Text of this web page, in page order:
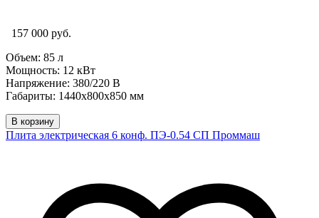
157 000 руб.
Объем: 85 л
Мощность: 12 кВт
Напряжение: 380/220 В
Габариты: 1440х800х850 мм
В корзину
Плита электрическая 6 конф. ПЭ-0.54 СП Проммаш